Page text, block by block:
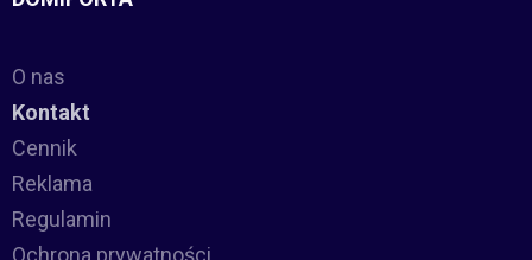
O nas
Kontakt
Cennik
Reklama
Regulamin
Ochrona prywatności